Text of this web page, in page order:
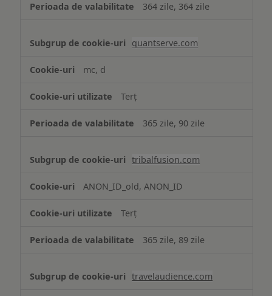
364 zile, 364 zile
quantserve.com
mc, d
Terț
365 zile, 90 zile
tribalfusion.com
ANON_ID_old, ANON_ID
Terț
365 zile, 89 zile
travelaudience.com